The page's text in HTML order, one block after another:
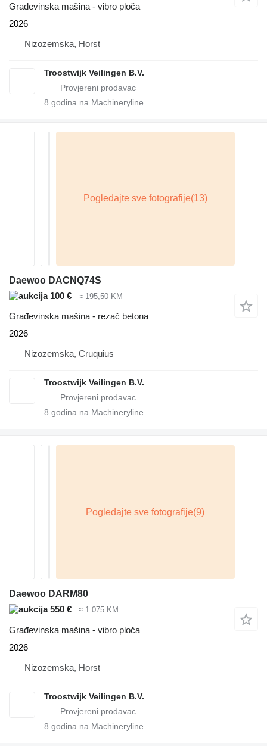
Građevinska mašina - vibro ploča
2026
Nizozemska, Horst
Troostwijk Veilingen B.V.
8 godina na Machineryline
Daewoo DACNQ74S
100 €
≈ 195,50 KM
Građevinska mašina - rezač betona
2026
Nizozemska, Cruquius
Troostwijk Veilingen B.V.
8 godina na Machineryline
Daewoo DARM80
550 €
≈ 1.075 KM
Građevinska mašina - vibro ploča
2026
Nizozemska, Horst
Troostwijk Veilingen B.V.
8 godina na Machineryline